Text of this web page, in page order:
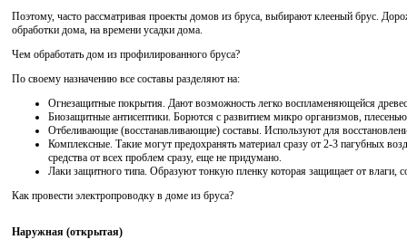
Поэтому, часто рассматривая проекты домов из бруса, выбирают клееный брус.
обработки дома, на времени усадки дома.
Чем обработать дом из профилированного бруса?
По своему назначению все составы разделяют на:
Огнезащитные покрытия. Дают возможность легко воспламеняющейся
Биозащитные антисептики. Борются с развитием микро организмов,
Отбеливающие (восстанавливающие) составы. Используют для
Комплексные. Такие могут предохранять материал сразу от 2-3 пагубных
средства от всех проблем сразу, еще не придумано.
Лаки защитного типа. Образуют тонкую пленку которая защищает от влаги,
Как провести электропроводку в доме из бруса?
Наружная (открытая)